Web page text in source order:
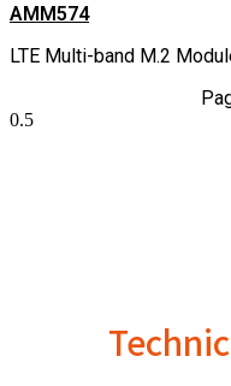
AMM574
LTE Multi-band M.2